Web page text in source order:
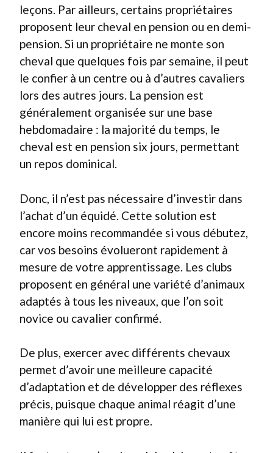
leçons. Par ailleurs, certains propriétaires
proposent leur cheval en pension ou en demi-
pension. Si un propriétaire ne monte son
cheval que quelques fois par semaine, il peut
le confier à un centre ou à d’autres cavaliers
lors des autres jours. La pension est
généralement organisée sur une base
hebdomadaire : la majorité du temps, le
cheval est en pension six jours, permettant
un repos dominical.
Donc, il n’est pas nécessaire d’investir dans
l’achat d’un équidé. Cette solution est
encore moins recommandée si vous débutez,
car vos besoins évolueront rapidement à
mesure de votre apprentissage. Les clubs
proposent en général une variété d’animaux
adaptés à tous les niveaux, que l’on soit
novice ou cavalier confirmé.
De plus, exercer avec différents chevaux
permet d’avoir une meilleure capacité
d’adaptation et de développer des réflexes
précis, puisque chaque animal réagit d’une
manière qui lui est propre.